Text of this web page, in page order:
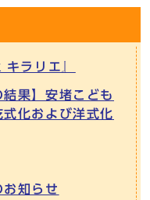
ラリエ』
結果】安堵こども
化および洋式化
知らせ